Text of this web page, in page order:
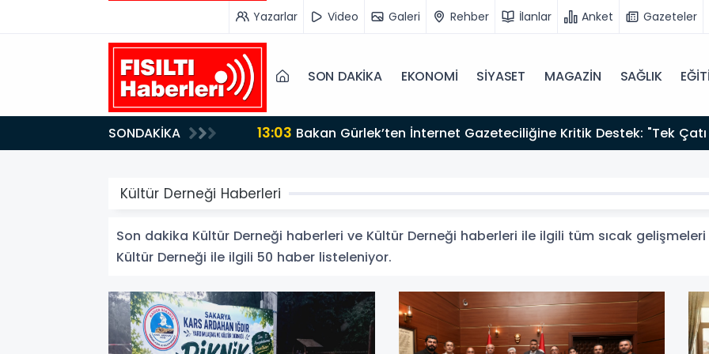
Yazarlar Video Galeri Rehber İlanlar Anket Gazeteler
SON DAKİKA EKONOMİ SİYASET MAGAZİN SAĞLIK
SONDAKİKA 12:12Fısıltı Haberleri Yazarı Dr. Canan Yılmaz’a Uluslararası Alanda Büyük Onur: “Dr. A.P.J. Abdul Kalam
İlham Ödülü 2026”
Kültür Derneği Haberleri
Son dakika Kültür Derneği haberleri ve Kültür Derneği haberleri ile ilgili tüm sıcak
Kültür Derneği ile ilgili 50 haber listeleniyor.